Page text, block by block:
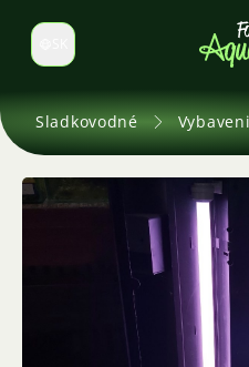
Prepnúť jazyk
Sladkovodné